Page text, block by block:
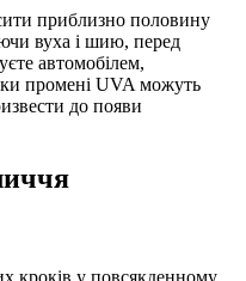
приблизно половину
вуха і шию, перед
автомобілем,
промені UVA можуть
до появи